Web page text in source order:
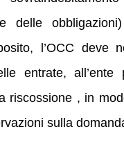
delle
l’OCC deve
entrate, all’ente
riscossione , in
sulla